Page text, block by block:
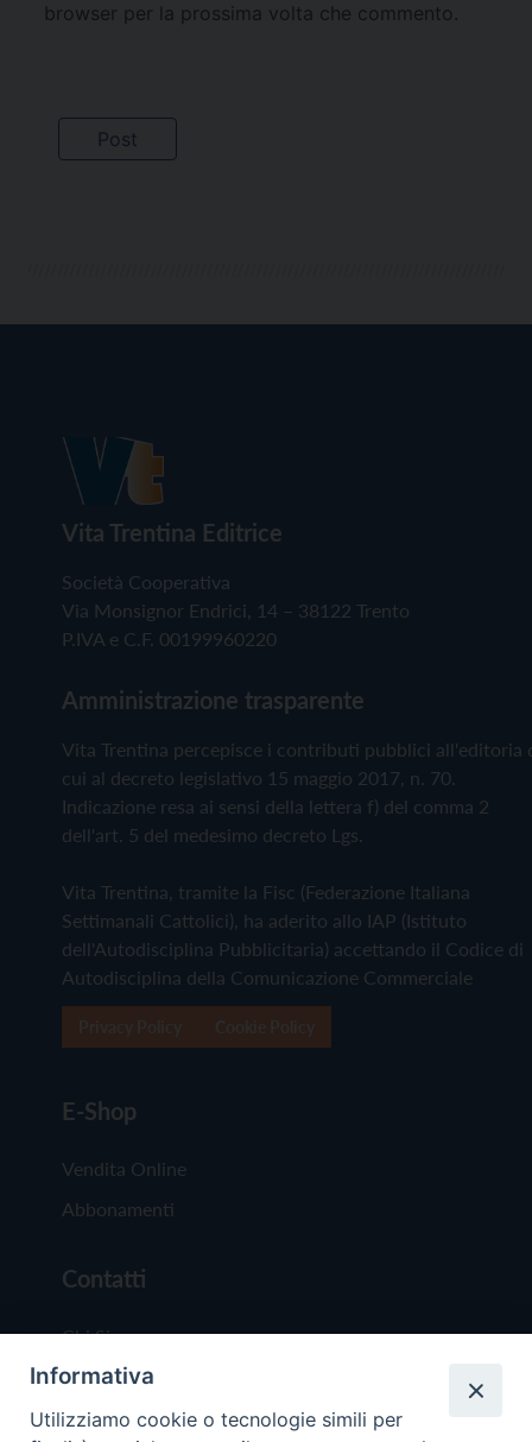
browser per la prossima volta che commento.
Vita Trentina Editrice
Società Cooperativa
Via Monsignor Endrici, 14 – 38122 Trento
P.IVA e C.F. 00199960220
Amministrazione trasparente
Vita Trentina percepisce i contributi pubblici all'editoria
cui al decreto legislativo 15 maggio 2017, n. 70.
Indicazione resa ai sensi della lettera f) del comma 2
dell'art. 5 del medesimo decreto Lgs.
Vita Trentina, tramite la Fisc (Federazione Italiana
Settimanali Cattolici), ha aderito allo IAP (Istituto
dell'Autodisciplina Pubblicitaria) accettando il Codice di
Autodisciplina della Comunicazione Commerciale
E-Shop
Vendita Online
Abbonamenti
Contatti
Chi Siamo
Redazione
Scrivici
Informativa
Utilizziamo cookie o tecnologie simili per